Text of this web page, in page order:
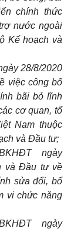
ển chính thức
nước ngoài
Kếhoạch và
28/8/2020
việc công bố
bãi bỏ lĩnh
cơ quan, tổ
Nam thuộc
và Đầu tư;
ngày
và Đầu tư về
sửa đổi, bổ
vi chức năng
BKHĐT ngày